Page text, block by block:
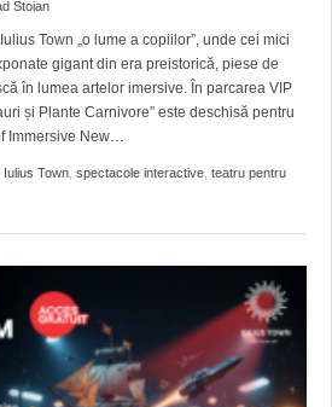
Stoian
Town „o lume a copiilor”, unde cei mici
gigant din era preistorică, piese de
în lumea artelor imersive. În parcarea VIP
și Plante Carnivore” este deschisă pentru
Immersive New…
Iulius Town spectacole interactive teatru pentru